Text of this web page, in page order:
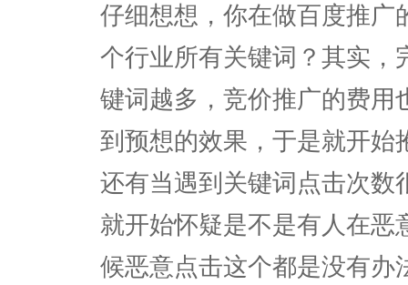
仔细想想，你在做百度推广
个行业所有关键词？其实，
键词越多，竞价推广的费用
到预想的效果，于是就开始
还有当遇到关键词点击次数
就开始怀疑是不是有人在恶
候恶意点击这个都是没有办